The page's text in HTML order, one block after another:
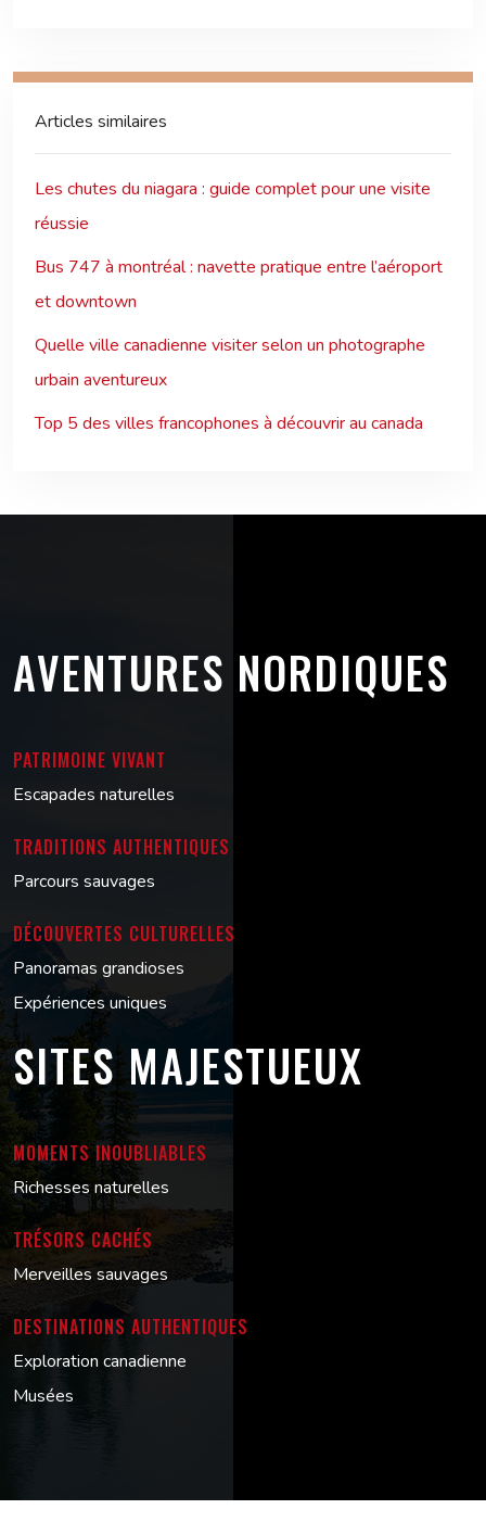
Articles similaires
Les chutes du niagara : guide complet pour une visite
réussie
Bus 747 à montréal : navette pratique entre l’aéroport
et downtown
Quelle ville canadienne visiter selon un photographe
urbain aventureux
Top 5 des villes francophones à découvrir au canada
AVENTURES NORDIQUES
PATRIMOINE VIVANT
Escapades naturelles
TRADITIONS AUTHENTIQUES
Parcours sauvages
DÉCOUVERTES CULTURELLES
Panoramas grandioses
Expériences uniques
SITES MAJESTUEUX
MOMENTS INOUBLIABLES
Richesses naturelles
TRÉSORS CACHÉS
Merveilles sauvages
DESTINATIONS AUTHENTIQUES
Exploration canadienne
Musées